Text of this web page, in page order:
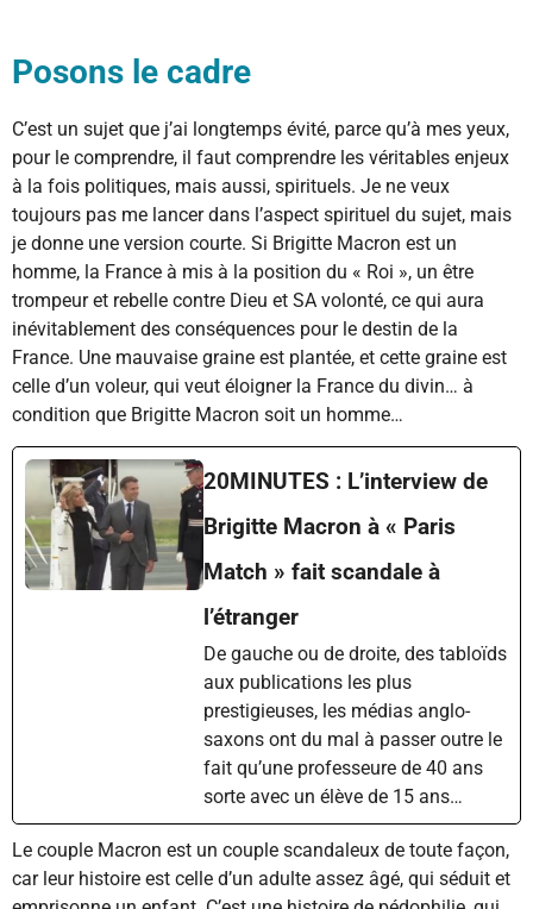
Posons le cadre
C’est un sujet que j’ai longtemps évité, parce qu’à mes yeux,
pour le comprendre, il faut comprendre les véritables enjeux
à la fois politiques, mais aussi, spirituels. Je ne veux
toujours pas me lancer dans l’aspect spirituel du sujet, mais
je donne une version courte. Si Brigitte Macron est un
homme, la France à mis à la position du « Roi », un être
trompeur et rebelle contre Dieu et SA volonté, ce qui aura
inévitablement des conséquences pour le destin de la
France. Une mauvaise graine est plantée, et cette graine est
celle d’un voleur, qui veut éloigner la France du divin… à
condition que Brigitte Macron soit un homme…
20MINUTES : L’interview de
Brigitte Macron à « Paris
Match » fait scandale à
l’étranger
De gauche ou de droite, des tabloïds
aux publications les plus
prestigieuses, les médias anglo-
saxons ont du mal à passer outre le
fait qu’une professeure de 40 ans
sorte avec un élève de 15 ans…
Le couple Macron est un couple scandaleux de toute façon,
car leur histoire est celle d’un adulte assez âgé, qui séduit et